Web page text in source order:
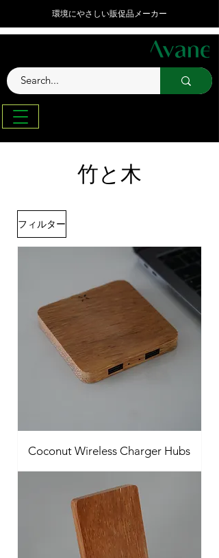
環境にやさしい販促品メーカー
竹と木
フィルター
Coconut Wireless Charger Hubs